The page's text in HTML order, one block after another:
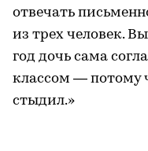
отвечать
из трех человек.
год дочь сама
классом — потому
стыдил.»